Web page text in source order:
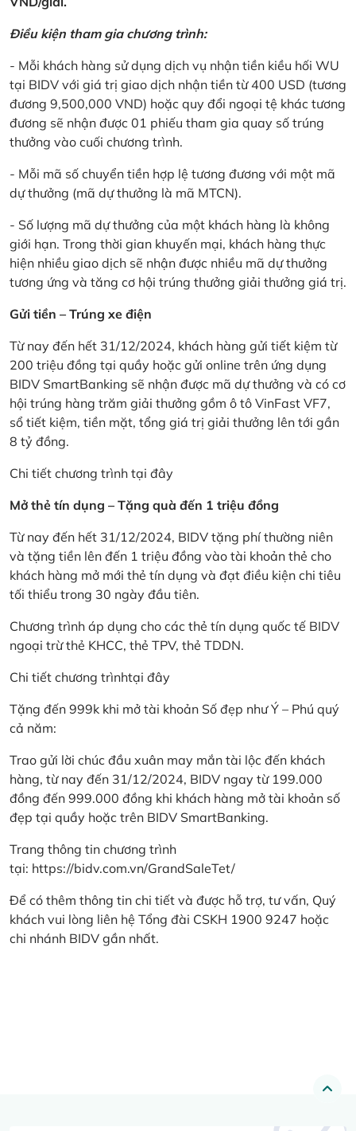
Điều kiện tham gia chương trình:
- Mỗi khách hàng sử dụng dịch vụ nhận tiền kiều hối WU
tại BIDV với giá trị giao dịch nhận tiền từ 400 USD (tương
đương 9,500,000 VND) hoặc quy đổi ngoại tệ khác tương
đương sẽ nhận được 01 phiếu tham gia quay số trúng
thưởng vào cuối chương trình.
- Mỗi mã số chuyển tiền hợp lệ tương đương với một mã
dự thưởng (mã dự thưởng là mã MTCN).
- Số lượng mã dự thưởng của một khách hàng là không
giới hạn. Trong thời gian khuyến mại, khách hàng thực
hiện nhiều giao dịch sẽ nhận được nhiều mã dự thưởng
tương ứng và tăng cơ hội trúng thưởng giải thưởng giá trị.
Gửi tiền – Trúng xe điện
Từ nay đến hết 31/12/2024, khách hàng gửi tiết kiệm từ
200 triệu đồng tại quầy hoặc gửi online trên ứng dụng
BIDV SmartBanking sẽ nhận được mã dự thưởng và có cơ
hội trúng hàng trăm giải thưởng gồm ô tô VinFast VF7,
sổ tiết kiệm, tiền mặt, tổng giá trị giải thưởng lên tới gần
8 tỷ đồng.
Chi tiết chương trình tại đây
Mở thẻ tín dụng – Tặng quà đến 1 triệu đồng
Từ nay đến hết 31/12/2024, BIDV tặng phí thường niên
và tặng tiền lên đến 1 triệu đồng vào tài khoản thẻ cho
khách hàng mở mới thẻ tín dụng và đạt điều kiện chi tiêu
tối thiểu trong 30 ngày đầu tiên.
Chương trình áp dụng cho các thẻ tín dụng quốc tế BIDV
ngoại trừ thẻ KHCC, thẻ TPV, thẻ TDDN.
Chi tiết chương trìnhtại đây
Tặng đến 999k khi mở tài khoản Số đẹp như Ý – Phú quý
cả năm:
Trao gửi lời chúc đầu xuân may mắn tài lộc đến khách
hàng, từ nay đến 31/12/2024, BIDV ngay từ 199.000
đồng đến 999.000 đồng khi khách hàng mở tài khoản số
đẹp tại quầy hoặc trên BIDV SmartBanking.
Trang thông tin chương trình
tại: https://bidv.com.vn/GrandSaleTet/
Để có thêm thông tin chi tiết và được hỗ trợ, tư vấn, Quý
khách vui lòng liên hệ Tổng đài CSKH 1900 9247 hoặc
chi nhánh BIDV gần nhất.